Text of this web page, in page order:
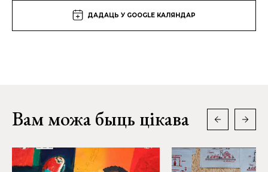
ДАДАЦЬ У GOOGLE КАЛЯНДАР
Вам можа быць цікава